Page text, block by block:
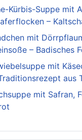
Kürbis-Suppe mit
–
mit
– Badisches
mit
aus
mit Safran,